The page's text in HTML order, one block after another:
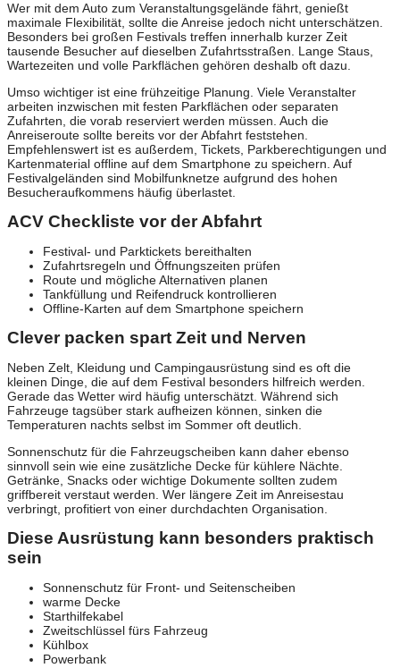
Wer mit dem Auto zum Veranstaltungsgelände fährt, genießt
maximale Flexibilität, sollte die Anreise jedoch nicht unterschätzen.
Besonders bei großen Festivals treffen innerhalb kurzer Zeit
tausende Besucher auf dieselben Zufahrtsstraßen. Lange Staus,
Wartezeiten und volle Parkflächen gehören deshalb oft dazu.
Umso wichtiger ist eine frühzeitige Planung. Viele Veranstalter
arbeiten inzwischen mit festen Parkflächen oder separaten
Zufahrten, die vorab reserviert werden müssen. Auch die
Anreiseroute sollte bereits vor der Abfahrt feststehen.
Empfehlenswert ist es außerdem, Tickets, Parkberechtigungen und
Kartenmaterial offline auf dem Smartphone zu speichern. Auf
Festivalgeländen sind Mobilfunknetze aufgrund des hohen
Besucheraufkommens häufig überlastet.
ACV Checkliste vor der Abfahrt
Festival- und Parktickets bereithalten
Zufahrtsregeln und Öffnungszeiten prüfen
Route und mögliche Alternativen planen
Tankfüllung und Reifendruck kontrollieren
Offline-Karten auf dem Smartphone speichern
Clever packen spart Zeit und Nerven
Neben Zelt, Kleidung und Campingausrüstung sind es oft die
kleinen Dinge, die auf dem Festival besonders hilfreich werden.
Gerade das Wetter wird häufig unterschätzt. Während sich
Fahrzeuge tagsüber stark aufheizen können, sinken die
Temperaturen nachts selbst im Sommer oft deutlich.
Sonnenschutz für die Fahrzeugscheiben kann daher ebenso
sinnvoll sein wie eine zusätzliche Decke für kühlere Nächte.
Getränke, Snacks oder wichtige Dokumente sollten zudem
griffbereit verstaut werden. Wer längere Zeit im Anreisestau
verbringt, profitiert von einer durchdachten Organisation.
Diese Ausrüstung kann besonders praktisch
sein
Sonnenschutz für Front- und Seitenscheiben
warme Decke
Starthilfekabel
Zweitschlüssel fürs Fahrzeug
Kühlbox
Powerbank